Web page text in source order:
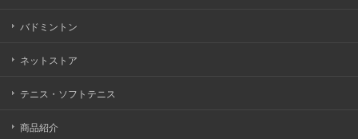
バドミントン
ネットストア
テニス・ソフトテニス
商品紹介